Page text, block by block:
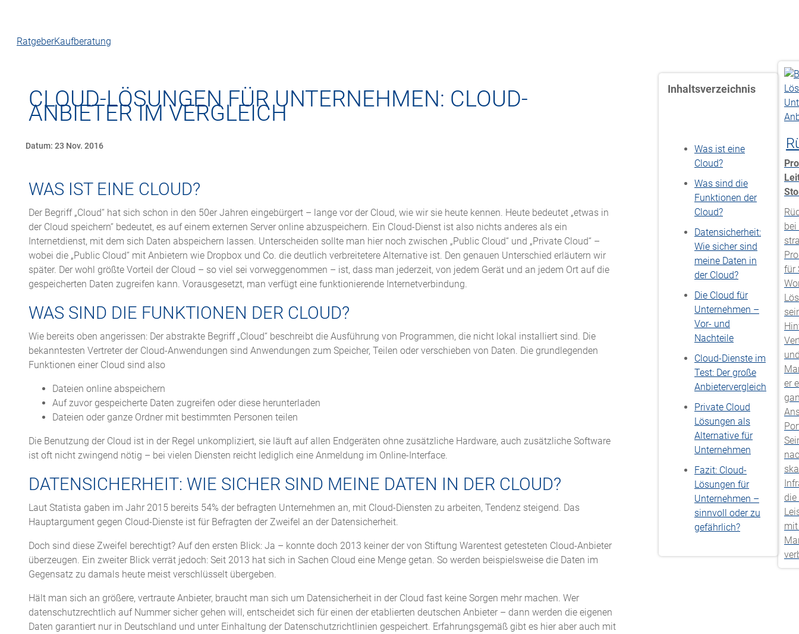
RatgeberKaufberatung
CLOUD-LÖSUNGEN FÜR UNTERNEHMEN: CLOUD-
ANBIETER IM VERGLEICH
Datum: 23 Nov. 2016
WAS IST EINE CLOUD?
Der Begriff „Cloud“ hat sich schon in den 50er Jahren eingebürgert – lange vor der Cloud, wie wir sie heute kennen. Heute bedeutet „etwas in
der Cloud speichern“ bedeutet, es auf einem externen Server online abzuspeichern. Ein Cloud-Dienst ist also nichts anderes als ein
Internetdienst, mit dem sich Daten abspeichern lassen. Unterscheiden sollte man hier noch zwischen „Public Cloud“ und „Private Cloud“ –
wobei die „Public Cloud“ mit Anbietern wie Dropbox und Co. die deutlich verbreitetere Alternative ist. Den genauen Unterschied erläutern wir
später. Der wohl größte Vorteil der Cloud – so viel sei vorweggenommen – ist, dass man jederzeit, von jedem Gerät und an jedem Ort auf die
gespeicherten Daten zugreifen kann. Vorausgesetzt, man verfügt eine funktionierende Internetverbindung.
WAS SIND DIE FUNKTIONEN DER CLOUD?
Wie bereits oben angerissen: Der abstrakte Begriff „Cloud“ beschreibt die Ausführung von Programmen, die nicht lokal installiert sind. Die
bekanntesten Vertreter der Cloud-Anwendungen sind Anwendungen zum Speicher, Teilen oder verschieben von Daten. Die grundlegenden
Funktionen einer Cloud sind also
Dateien online abspeichern
Auf zuvor gespeicherte Daten zugreifen oder diese herunterladen
Dateien oder ganze Ordner mit bestimmten Personen teilen
Die Benutzung der Cloud ist in der Regel unkompliziert, sie läuft auf allen Endgeräten ohne zusätzliche Hardware, auch zusätzliche Software
ist oft nicht zwingend nötig – bei vielen Diensten reicht lediglich eine Anmeldung im Online-Interface.
DATENSICHERHEIT: WIE SICHER SIND MEINE DATEN IN DER CLOUD?
Laut Statista gaben im Jahr 2015 bereits 54% der befragten Unternehmen an, mit Cloud-Diensten zu arbeiten, Tendenz steigend. Das
Hauptargument gegen Cloud-Dienste ist für Befragten der Zweifel an der Datensicherheit.
Doch sind diese Zweifel berechtigt? Auf den ersten Blick: Ja – konnte doch 2013 keiner der von Stiftung Warentest getesteten Cloud-Anbieter
überzeugen. Ein zweiter Blick verrät jedoch: Seit 2013 hat sich in Sachen Cloud eine Menge getan. So werden beispielsweise die Daten im
Gegensatz zu damals heute meist verschlüsselt übergeben.
Hält man sich an größere, vertraute Anbieter, braucht man sich um Datensicherheit in der Cloud fast keine Sorgen mehr machen. Wer
datenschutzrechtlich auf Nummer sicher gehen will, entscheidet sich für einen der etablierten deutschen Anbieter – dann werden die eigenen
Daten garantiert nur in Deutschland und unter Einhaltung der Datenschutzrichtlinien gespeichert. Erfahrungsgemäß gibt es hier aber auch mit
Inhaltsverzeichnis
Was ist eine
Cloud?
Was sind die
Funktionen der
Cloud?
Datensicherheit:
Wie sicher sind
meine Daten in
der Cloud?
Die Cloud für
Unternehmen –
Vor- und
Nachteile
Cloud-Dienste im
Test: Der große
Anbietervergleich
Private Cloud
Lösungen als
Alternative für
Unternehmen
Fazit: Cloud-
Lösungen für
Unternehmen –
sinnvoll oder zu
gefährlich?
bei
für
er